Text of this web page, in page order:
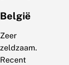
België
Zeer
zeldzaam.
Recent